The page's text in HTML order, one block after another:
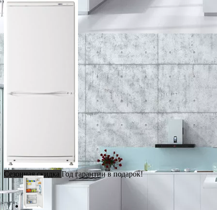
Сезонная скидка Год гарантии в подарок!